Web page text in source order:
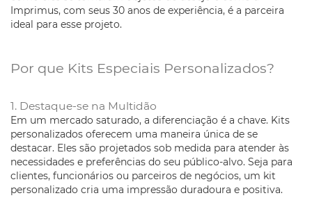
Imprimus, com seus 30 anos de experiência, é a parceira
ideal para esse projeto.
Por que Kits Especiais Personalizados?
1. Destaque-se na Multidão
Em um mercado saturado, a diferenciação é a chave. Kits
personalizados oferecem uma maneira única de se
destacar. Eles são projetados sob medida para atender às
necessidades e preferências do seu público-alvo. Seja para
clientes, funcionários ou parceiros de negócios, um kit
personalizado cria uma impressão duradoura e positiva.